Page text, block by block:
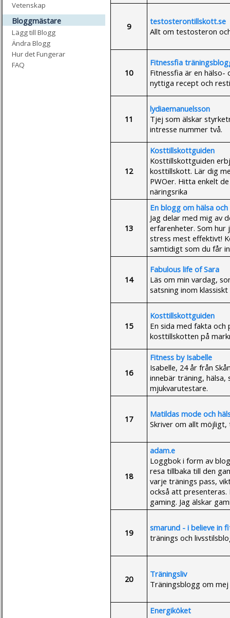
Vetenskap
Bloggmästare
Lägg till Blogg
Ändra Blogg
Hur det Fungerar
FAQ
9
testosterontillskott.se
Allt om testosteron
10
Fitnessfia
Fitnessfia är en
nyttiga recept och
11
lydiaemanuelsson
Tjej som älskar
intresse nummer två.
12
Kosttillskottguiden
Kosttillskottguiden
kosttillskott. Lär dig
PWOer. Hitta enkelt
näringsrika
13
En blogg om hälsa
Jag delar med mig av
erfarenheter. Som hur
stress mest effektivt!
samtidigt som du får
14
Fabulous life of Sara
Läs om min vardag,
satsning inom
15
Kosttillskottguiden
En sida med fakta
kosttillskotten på
16
Fitness by Isabelle
Isabelle, 24 år från
innebär träning, hälsa,
mjukvarutestare.
17
Matildas mode och
Skriver om allt möjligt,
18
adam.e
Loggbok i form av
resa tillbaka till den
varje tränings pass,
också att
gaming. Jag älskar
19
smarund - i believe in
tränings och
20
Träningsliv
Träningsblogg om
Energiköket